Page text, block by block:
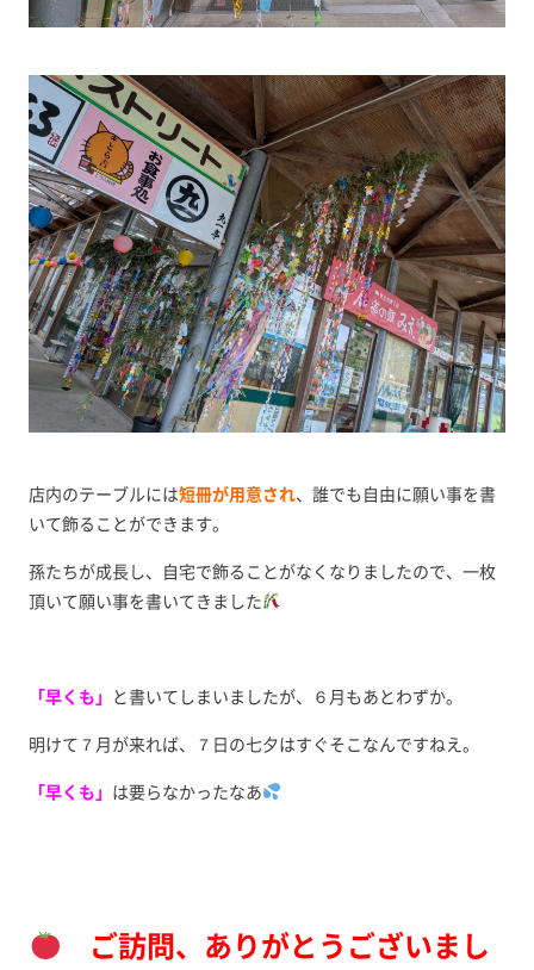
店内のテーブルには短冊が用意され、誰でも自由に願い事を書
いて飾ることができます。
孫たちが成長し、自宅で飾ることがなくなりましたので、一枚
頂いて願い事を書いてきました
「早くも」 と書いてしまいましたが、６月もあとわずか。
明けて７月が来れば、７日の七夕はすぐそこなんですねえ。
「早くも」 は要らなかったなあ
ご訪問、ありがとうございまし